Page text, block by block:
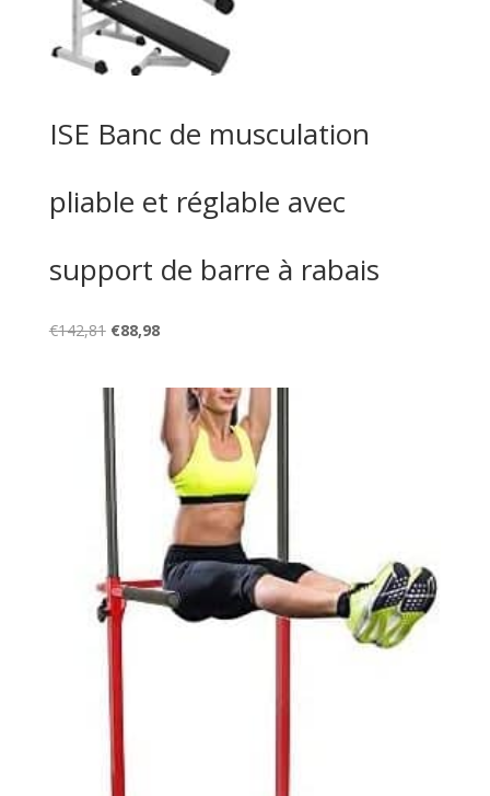
ISE Banc de musculation
pliable et réglable avec
support de barre à rabais
€142,81 Le
était :
€142,81.
€88,98Le
est :
€88,98.